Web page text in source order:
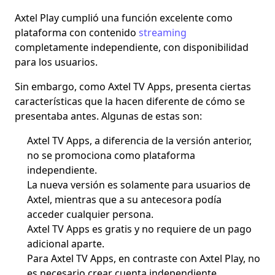
Axtel Play cumplió una función excelente como
plataforma con contenido streaming
completamente independiente, con disponibilidad
para los usuarios.
Sin embargo, como Axtel TV Apps, presenta ciertas
características que la hacen diferentede cómo se
presentaba antes. Algunas de estas son:
Axtel TV Apps, a diferencia de la versión anterior,
no se promociona como plataforma
independiente.
La nueva versión es solamente para usuarios de
Axtel, mientras que a su antecesora podía
acceder cualquier persona.
Axtel TV Apps es gratis y no requiere de un pago
adicional aparte.
Para Axtel TV Apps, en contraste con Axtel Play, no